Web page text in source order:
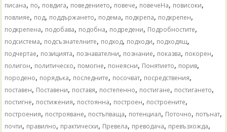
писана, по, повдига, поведението, повече, повечеНа, повисоки,
повлияе, под, поддържането, подема, подкрепа, подкрепен,
подкрепена, подобава, подобна, подредени, Подробностите,
подсистема, подсъзнателните, подход, подходи, подходящ,
подчертае, позицията, познавателни, познание, показва, покорен,
полигон, политическо, помогне, понеясни, Понятието, порив,
породено, порядъка, последните, посочват, посредствения,
поставен, Поставени, поставя, постепенно, постигане, постигането,
постигне, постижения, постоянна, построен, построените,
построения, построяване, постъпваща, потенциал, Поточно, потънат,
почти, правилно, практически, Превела, преводача, превъзхожда,